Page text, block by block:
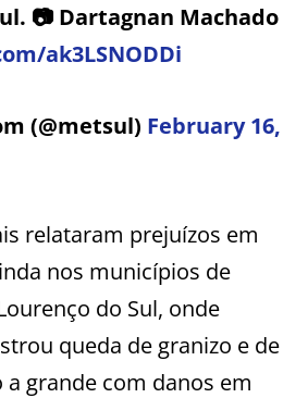
📷 Dartagnan Machado
ak3LSNODDi
(@metsul) February 16,
relataram prejuízos em
nos municípios de
do Sul, onde
queda de granizo e de
grande com danos em